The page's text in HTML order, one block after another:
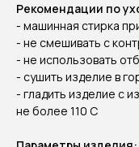
Рекомендации по
- машинная стирка
- не смешивать с
- не использовать
- сушить изделие в
- гладить изделие с
не более 110 С